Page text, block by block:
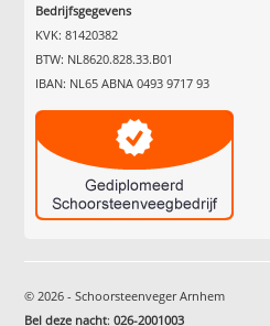
Bedrijfsgegevens
KVK: 81420382
BTW: NL8620.828.33.B01
IBAN: NL65 ABNA 0493 9717 93
© 2026 - Schoorsteenveger Arnhem
Bel deze nacht:026-2001003